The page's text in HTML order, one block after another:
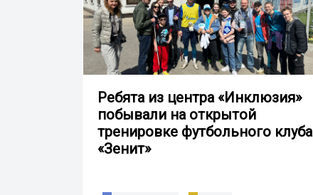
Ребята из центра «Инклюзия»
побывали на открытой
тренировке футбольного клуба
«Зенит»